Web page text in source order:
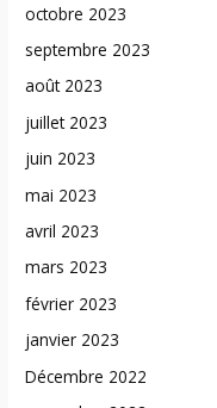
octobre 2023
septembre 2023
août 2023
juillet 2023
juin 2023
mai 2023
avril 2023
mars 2023
février 2023
janvier 2023
Décembre 2022